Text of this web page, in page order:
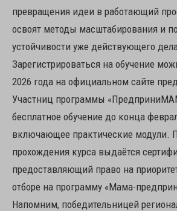
превращения идеи в работающий
освоят методы масштабирования и
устойчивости уже действующего
Зарегистрироваться на обучение
2026 года на официальном сайте
Участниц программы
бесплатное обучение до конца
включающее практические модули.
прохождения курса выдаётся
предоставляющий право на
отборе на программу «Мама-
Напомним, победительницей